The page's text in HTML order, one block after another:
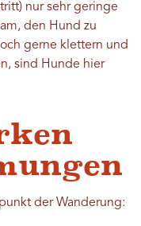
nur sehr geringe
den Hund zu
gerne klettern und
sind Hunde hier
der Wanderung: